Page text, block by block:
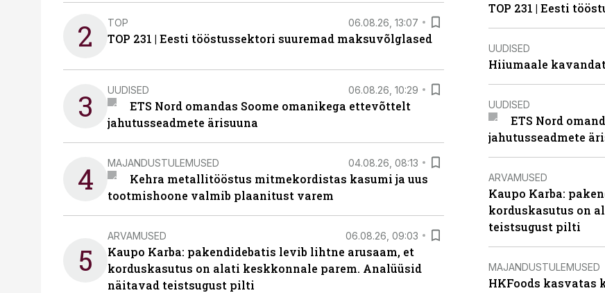
2 TOP 06.08.26, 13:07
TOP 231 | Eesti tööstussektori suuremad maksuvõlglased
3 UUDISED 06.08.26, 10:29
ETS Nord omandas Soome omanikega ettevõttelt
jahutusseadmete ärisuuna
4 MAJANDUSTULEMUSED 04.08.26, 08:13
Kehra metallitööstus mitmekordistas kasumi ja uus
tootmishoone valmib plaanitust varem
5
ARVAMUSED 06.08.26, 09:03
Kaupo Karba: pakendidebatis levib lihtne arusaam, et
korduskasutus on alati keskkonnale parem. Analüüsid
näitavad teistsugust pilti
TOP 231 | Eesti
UUDISED
Hiiumaale
UUDISED
ETS Nord
jahutusseadmete
ARVAMUSED
Kaupo Karba:
korduskasutus on
teistsugust pilti
MAJANDUSTULEMUSED
HKFoods